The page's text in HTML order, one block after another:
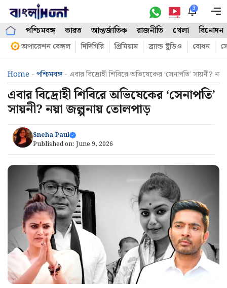
Skip
content
3
পশ্চিমবঙ্গ ভারত আন্তর্জাতিক রাজনীতি খেলা বিনোদন
অপারেশন বেঙ্গল দিদিগিরি প্রিমিয়াম ব্র্যান্ড ষ্টুডিও বোধন
Home - পশ্চিমবঙ্গ- এবার বিদ্রোহী শিবিরে অভিষেকের ‘সেনাপতি’ সায়নী?
এবার বিদ্রোহী শিবিরে অভিষেকের ‘সেনাপতি’
সায়নী? নয়া জল্পনায় তোলপাড়
Sneha Paul
Published on: June 9, 2026